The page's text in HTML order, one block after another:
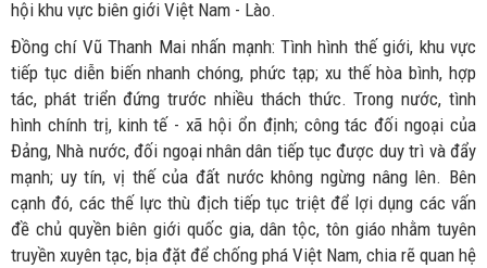
hội khu vực biên giới Việt Nam - Lào.
Đồng chí Vũ Thanh Mai nhấn mạnh: Tình hình thế giới, khu vực
tiếp tục diễn biến nhanh chóng, phức tạp; xu thế hòa bình, hợp
tác, phát triển đứng trước nhiều thách thức. Trong nước, tình
hình chính trị, kinh tế - xã hội ổn định; công tác đối ngoại của
Đảng, Nhà nước, đối ngoại nhân dân tiếp tục được duy trì và đẩy
mạnh; uy tín, vị thế của đất nước không ngừng nâng lên. Bên
cạnh đó, các thế lực thù địch tiếp tục triệt để lợi dụng các vấn
đề chủ quyền biên giới quốc gia, dân tộc, tôn giáo nhằm tuyên
truyền xuyên tạc, bịa đặt để chống phá Việt Nam, chia rẽ quan hệ